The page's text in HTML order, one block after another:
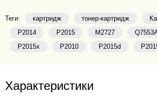
Теги: картридж тонер-картридж
P2014
P2015 M2727
P2015x
P2010 P2015d
Характеристики